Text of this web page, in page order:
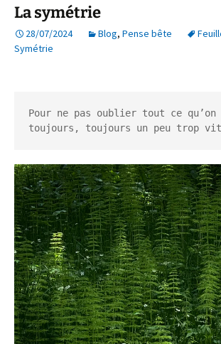
La symétrie
28/07/2024 Blog, Pense bête
Symétrie
Pour ne pas oublier tout ce
toujours, toujours un peu trop